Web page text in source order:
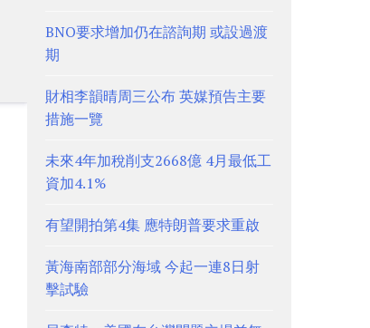
BNO要求增加仍在諮詢期 或設過渡
期
財相李韻晴周三公布 英媒預告主要
措施一覽
未來4年加稅削支2668億 4月最低工
資加4.1%
有望開拍第4集 應特朗普要求重啟
黃海南部部分海域 今起一連8日射
擊試驗